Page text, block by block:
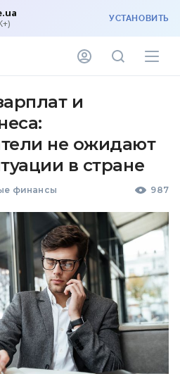
УСТАНОВИТЬ
и
не ожидают
в стране
финансы 987